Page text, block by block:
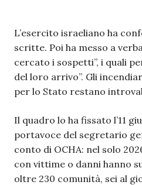
L’esercito israeliano ha
scritte. Poi ha messo a
cercato i sospetti”, i quali
del loro arrivo”. Gli
per lo Stato restano
Il quadro lo ha fissato l’11
portavoce del segretario
conto di OCHA: nel solo
con vittime o danni hanno
oltre 230 comunità, sei al